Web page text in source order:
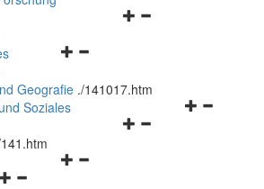
Navigationsmenü
Navigationsmenü
und
schließen
Geografie ./141017.htm
Navigationsmenü
Soziales
Navigationsmenü
Navigationsmenü